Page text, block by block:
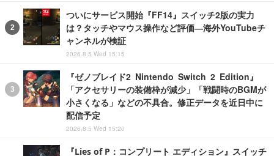
ついにサービス開始『FF14』スイッチ2版の実力
は？タッチやマウス操作など評価―海外YouTubeチ
ャンネルが検証
2026.8.5 Wed 15:15
『ゼノブレイド2 Nintendo Switch 2 Edition』
「アクセサリーの装備枠が減少」「戦闘時のBGMが
小さくなる」などの不具合。修正データを近日中に
配信予定
2026.8.5 Wed 15:20
『Lies of P：コンプリート エディション』スイッチ